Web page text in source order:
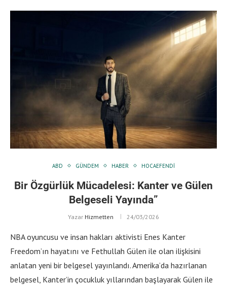
ABD GÜNDEM HABER HOCAEFENDI
Bir Özgürlük Mücadelesi: Kanter ve Gülen
Belgeseli Yayında”
Yazar Hizmetten 24/03/2026
NBA oyuncusu ve insan hakları aktivisti Enes Kanter
Freedom’ın hayatını ve Fethullah Gülen ile olan ilişkisini
anlatan yeni bir belgesel yayınlandı. Amerika’da hazırlanan
belgesel, Kanter’in çocukluk yıllarından başlayarak Gülen ile